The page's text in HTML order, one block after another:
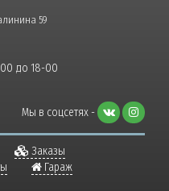
59
до 18-00
Мы в соцсетях -
Заказы
Гараж